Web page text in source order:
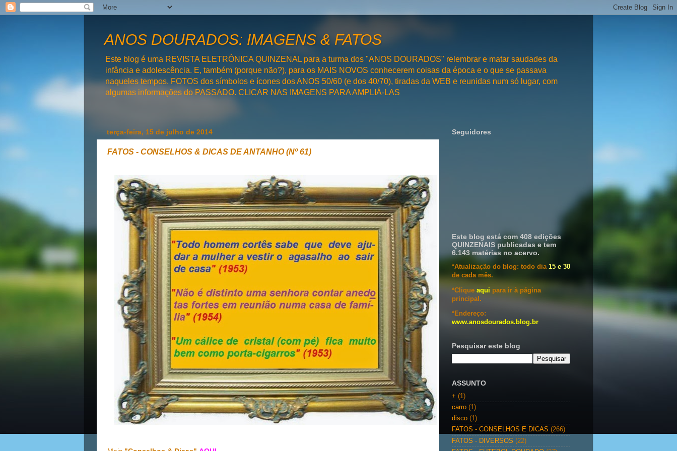
ANOS DOURADOS: IMAGENS & FATOS
Este blog é uma REVISTA ELETRÔNICA QUINZENAL para a turma dos "ANOS DOURADOS" relembrar e matar saudades da
infância e adolescência. E, também (porque não?), para os MAIS NOVOS conhecerem coisas da época e o que se passava
naqueles tempos. FOTOS dos símbolos e ícones dos ANOS 50/60 (e dos 40/70), tiradas da WEB e reunidas num só lugar, com
algumas informações do PASSADO. CLICAR NAS IMAGENS PARA AMPLIÁ-LAS
terça-feira, 15 de julho de 2014
FATOS - CONSELHOS & DICAS DE ANTANHO (Nº 61)
Seguidores
Este blog está com 408 edições
QUINZENAIS publicadas e tem
6.143 matérias no acervo.
*Atualização do blog: todo dia 15 e 30
de cada mês.
*Clique aqui para ir à página
principal.
*Endereço:
www.anosdourados.blog.br
Pesquisar este blog
ASSUNTO
+ (1)
carro (1)
disco (1)
FATOS - CONSELHOS E DICAS (266)
FATOS - DIVERSOS (22)